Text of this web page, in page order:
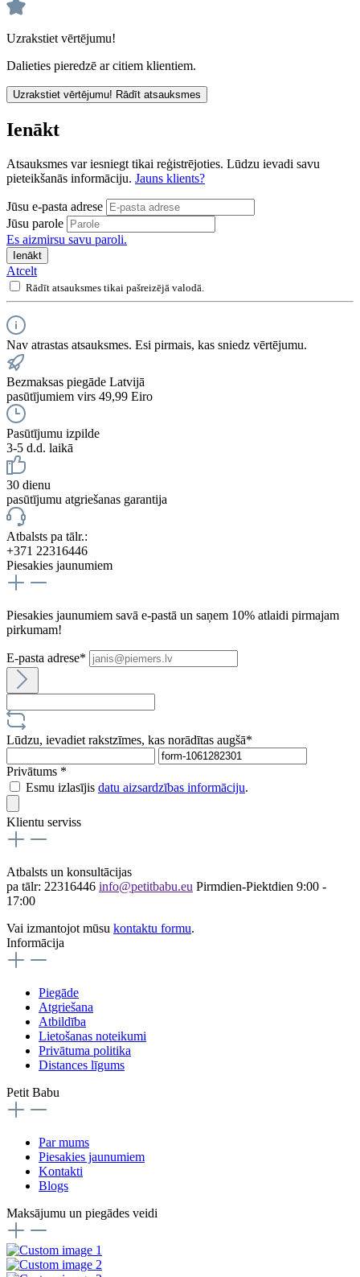
Uzrakstiet vērtējumu!
Dalieties pieredzē ar citiem klientiem.
Uzrakstiet vērtējumu! Rādīt atsauksmes
Ienākt
Atsauksmes var iesniegt tikai reģistrējoties. Lūdzu ievadi savu
pieteikšanās informāciju. Jauns klients?
Jūsu e-pasta adrese
Jūsu parole
Es aizmirsu savu paroli.
Ienākt
Atcelt
Rādīt atsauksmes tikai pašreizējā valodā.
Nav atrastas atsauksmes. Esi pirmais, kas sniedz vērtējumu.
Bezmaksas piegāde Latvijā
pasūtījumiem virs 49,99 Eiro
Pasūtījumu izpilde
3-5 d.d. laikā
30 dienu
pasūtījumu atgriešanas garantija
Atbalsts pa tālr.:
+371 22316446
Piesakies jaunumiem
Piesakies jaunumiem savā e-pastā un saņem 10% atlaidi pirmajam
pirkumam!
E-pasta adrese*
Lūdzu, ievadiet rakstzīmes, kas norādītas augšā*
Privātums *
Esmu izlasījis datu aizsardzības informāciju.
Klientu serviss
Atbalsts un konsultācijas
pa tālr: 22316446 info@petitbabu.eu Pirmdien-Piektdien 9:00 -
17:00
Vai izmantojot mūsu kontaktu formu.
Informācija
Piegāde
Atgriešana
Atbildība
Lietošanas noteikumi
Privātuma politika
Distances līgums
Petit Babu
Par mums
Piesakies jaunumiem
Kontakti
Blogs
Maksājumu un piegādes veidi